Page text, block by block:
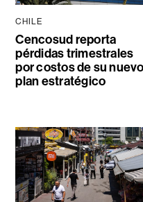
CHILE
Cencosud reporta
pérdidas trimestrales
por costos de su nuevo
plan estratégico